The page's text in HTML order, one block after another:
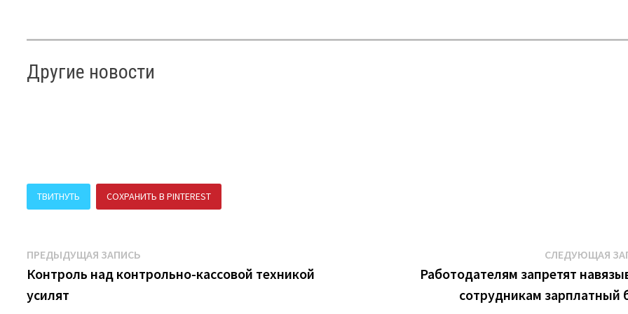
Другие новости
ТВИТНУТЬ СОХРАНИТЬ В PINTEREST
Навигация
по
ПРЕДЫДУЩАЯ ЗАПИСЬ
запись:
Контроль над контрольно-кассовой техникой
усилят
СЛЕДУЮЩАЯ
Работодателям запретят
сотрудникам зарплатный